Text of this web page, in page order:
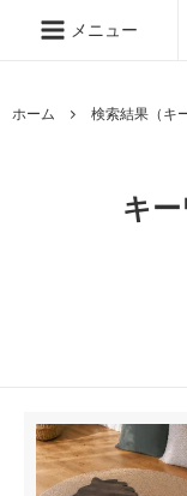
メニュー
ホーム 検索結果（キ
キ